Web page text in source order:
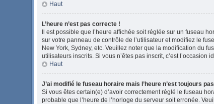
Haut
L’heure n’est pas correcte !
Il est possible que l’heure affichée soit réglée sur un fuseau
sur votre panneau de contrôle de l’utilisateur et modifiez le
New York, Sydney, etc. Veuillez noter que la modification du
utilisateurs inscrits. Si vous n’êtes pas inscrit, c’est l’occasion
Haut
J’ai modifié le fuseau horaire mais l’heure n’est toujours
Si vous êtes certain(e) d’avoir correctement réglé le fuseau
probable que l’heure de l’horloge du serveur soit erronée.